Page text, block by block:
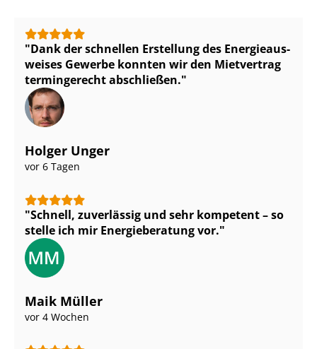
Dank der schnellen Erstellung des En­er­gie­aus­
wei­ses Gewerbe konnten wir den Mietvertrag
termingerecht abschließen.
Holger Unger
vor 6 Tagen
Schnell, zuverlässig und sehr kompetent – so
stelle ich mir Energieberatung vor.
Maik Müller
vor 4 Wochen